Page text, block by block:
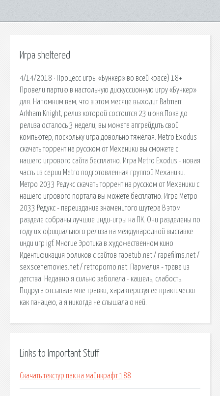
Игра sheltered
4/14/2018 · Процесс игры «Бункер» во всей красе) 18+
Провели партию в настольную дискуссионную игру «Бункер»
для. Напомним вам, что в этом месяце выходит Batman:
Arkham Knight, релиз которой состоится 23 июня.Пока до
релиза осталось 3 недели, вы можете апгрейдить свой
компьютер, поскольку игра довольно тяжёлая. Metro Exodus
скачать торрент на русском от Механики вы сможете с
нашего игрового сайта бесплатно. Игра Metro Exodus - новая
часть из серии Metro подготовленная группой Механики.
Метро 2033 Редукс скачать торрент на русском от Механики с
нашего игрового портала вы можете бесплатно. Игра Метро
2033 Редукс - переиздание знаменитого шутера В этом
разделе собраны лучшие инди-игры на ПК. Они разделены по
году их официального релиза на международной выставке
инди игр igf. Многие Эротика в художественном кино
Идентификация роликов с сайтов rapetub.net / rapefilms.net /
sexscenemovies.net / retroporno.net. Пармелия - трава из
детства. Недавно я сильно заболела - кашель, слабость.
Подруга отсыпала мне травки, характеризуя ее практически
как панацею, а я никогда не слышала о ней.
Links to Important Stuff
Скачать текстур пак на майнкрафт 188